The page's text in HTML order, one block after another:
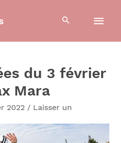
du 3 février
Mara
2022 / Laisser un